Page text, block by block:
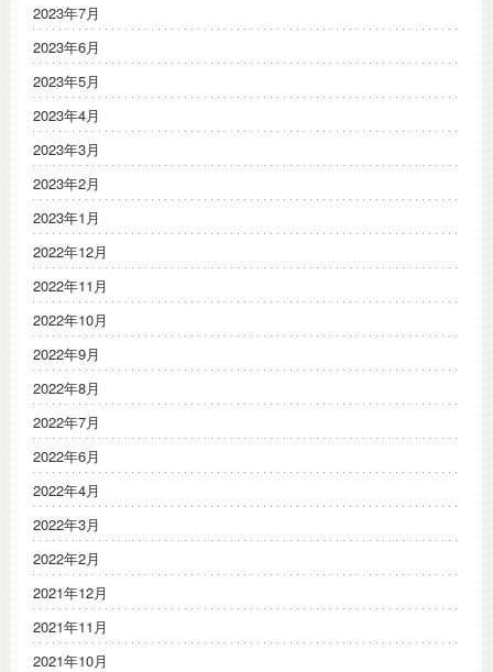
2023年7月
2023年6月
2023年5月
2023年4月
2023年3月
2023年2月
2023年1月
2022年12月
2022年11月
2022年10月
2022年9月
2022年8月
2022年7月
2022年6月
2022年4月
2022年3月
2022年2月
2021年12月
2021年11月
2021年10月